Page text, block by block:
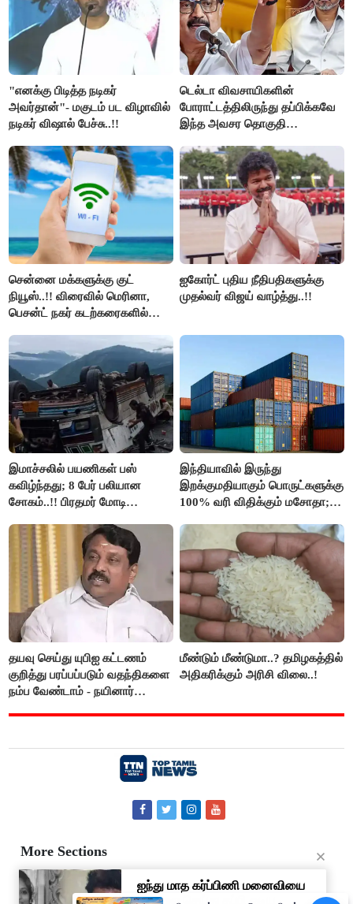
"எனக்கு பிடித்த நடிகர்
அவர்தான்"- மகுடம் பட விழாவில்
நடிகர் விஷால் பேச்சு..!!
டெல்டா விவசாயிகளின்
போராட்டத்திலிருந்து தப்பிக்கவே
இந்த அவசர தொகுதி
அரங்கேற்றுகிறார் முதலமைச்சர் -
திமுக ஐடி விங்..!!
சென்னை மக்களுக்கு குட்
நியூஸ்..!! விரைவில் மெரினா,
பெசன்ட் நகர் கடற்கரைகளில்
ஐகோர்ட் புதிய நீதிபதிகளுக்கு
முதல்வர் விஜய் வாழ்த்து..!!
இமாச்சலில் பயணிகள் பஸ்
கவிழ்ந்தது; 8 பேர் பலியான
சோகம்..!! பிரதமர் மோடி
இந்தியாவில் இருந்து
இறக்குமதியாகும் பொருட்களுக்கு
100% வரி விதிக்கும் மசோதா;
தயவு செய்து யுபிஐ கட்டணம்
குறித்து பரப்பப்படும் வதந்திகளை
நம்ப வேண்டாம் - நயினார்
மீண்டும் மீண்டுமா..? தமிழகத்தில்
அதிகரிக்கும் அரிசி விலை..!
More Sections
Contact Us About Us Privacy Policy